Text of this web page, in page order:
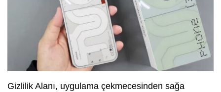
Gizlilik Alanı, uygulama çekmecesinden sağa